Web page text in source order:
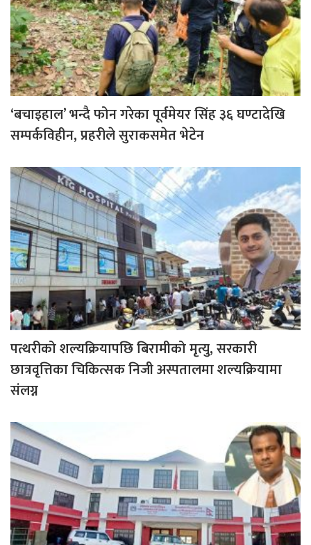
‘बचाइहाल’ भन्दै फोन गरेका पूर्वमेयर सिंह ३६ घण्टादेखि
सम्पर्कविहीन, प्रहरीले सुराकसमेत भेटेन
पत्थरीको शल्यक्रियापछि बिरामीको मृत्यु, सरकारी
छात्रवृत्तिका चिकित्सक निजी अस्पतालमा शल्यक्रियामा
संलग्न